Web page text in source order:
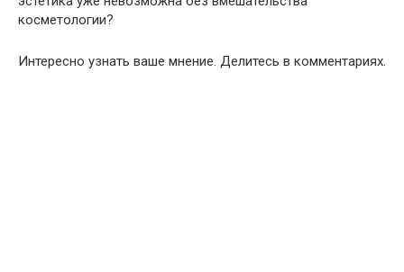
косметологии?
Интересно узнать ваше мнение. Делитесь в комментариях.